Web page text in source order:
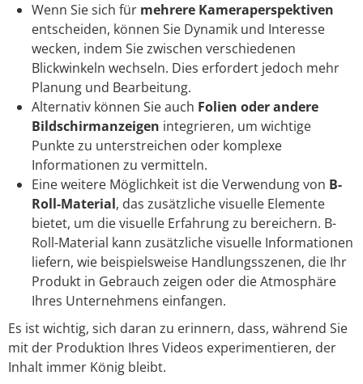
Wenn Sie sich für mehrere Kameraperspektiven
entscheiden, können Sie Dynamik und Interesse
wecken, indem Sie zwischen verschiedenen
Blickwinkeln wechseln. Dies erfordert jedoch mehr
Planung und Bearbeitung.
Alternativ können Sie auch Folien oder andere
Bildschirmanzeigen integrieren, um wichtige
Punkte zu unterstreichen oder komplexe
Informationen zu vermitteln.
Eine weitere Möglichkeit ist die Verwendung von B-
Roll-Material, das zusätzliche visuelle Elemente
bietet, um die visuelle Erfahrung zu bereichern. B-
Roll-Material kann zusätzliche visuelle Informationen
liefern, wie beispielsweise Handlungsszenen, die Ihr
Produkt in Gebrauch zeigen oder die Atmosphäre
Ihres Unternehmens einfangen.
Es ist wichtig, sich daran zu erinnern, dass, während Sie
mit der Produktion Ihres Videos experimentieren, der
Inhalt immer König bleibt.